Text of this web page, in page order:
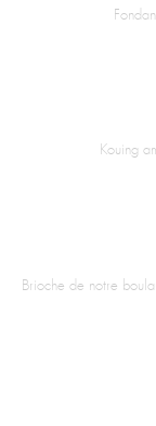
Kouing
Brioche de notre